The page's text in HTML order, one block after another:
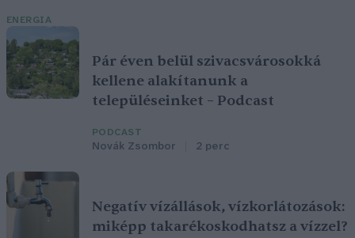
ENERGIA
Pár éven belül szivacsvárosokká
kellene alakítanunk a
településeinket – Podcast
PODCAST
Novák Zsombor 2 perc
Negatív vízállások, vízkorlátozások:
miképp takarékoskodhatsz a vízzel?